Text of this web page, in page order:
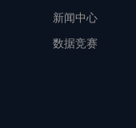
新闻中心
数据竞赛